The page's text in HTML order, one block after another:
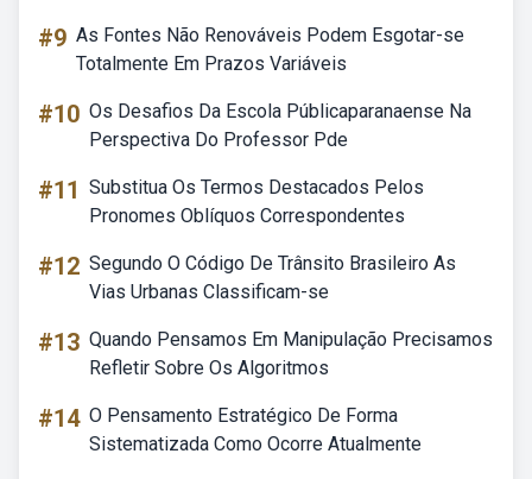
#9 As Fontes Não Renováveis Podem Esgotar-se
Totalmente Em Prazos Variáveis
#10 Os Desafios Da Escola Públicaparanaense Na
Perspectiva Do Professor Pde
#11 Substitua Os Termos Destacados Pelos
Pronomes Oblíquos Correspondentes
#12 Segundo O Código De Trânsito Brasileiro As
Vias Urbanas Classificam-se
#13 Quando Pensamos Em Manipulação Precisamos
Refletir Sobre Os Algoritmos
#14 O Pensamento Estratégico De Forma
Sistematizada Como Ocorre Atualmente